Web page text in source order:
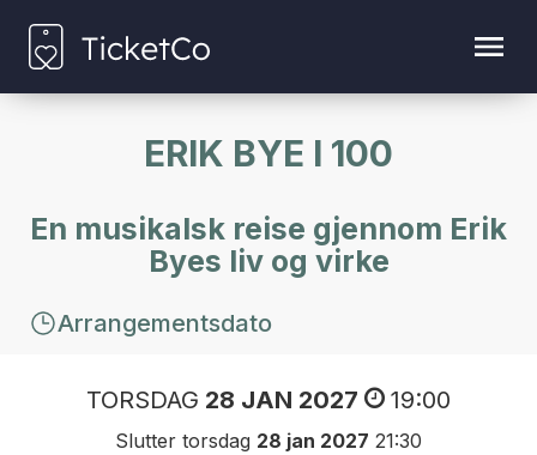
ERIK BYE I 100
En musikalsk reise gjennom Erik
Byes liv og virke
Arrangementsdato
TORSDAG 28 JAN 2027 19:00
Slutter torsdag 28 jan 2027 21:30